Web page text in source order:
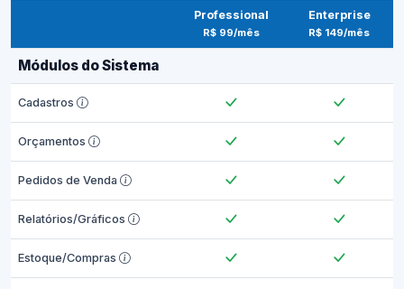
Professional
R$ 99/mês
Enterprise
R$ 149/mês
Módulos do Sistema
Cadastros
Orçamentos
Pedidos de Venda
Relatórios/Gráficos
Estoque/Compras